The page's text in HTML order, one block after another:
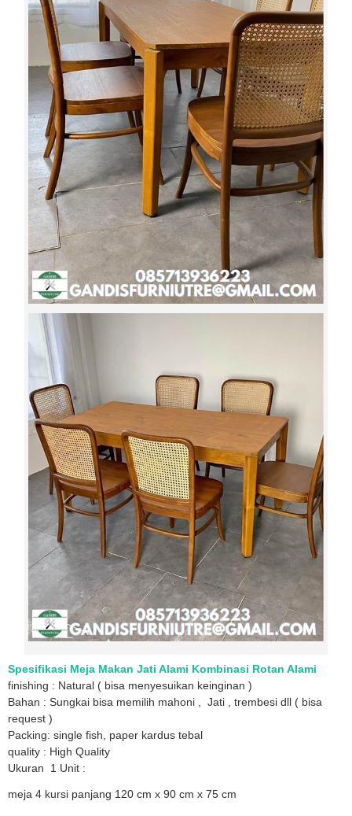
Spesifikasi Meja Makan Jati Alami Kombinasi Rotan Alami
finishing : Natural ( bisa menyesuikan keinginan )
Bahan : Sungkai bisa memilih mahoni , Jati , trembesi dll ( bisa
request )
Packing: single fish, paper kardus tebal
quality : High Quality
Ukuran 1 Unit :
meja 4 kursi panjang 120 cm x 90 cm x 75 cm